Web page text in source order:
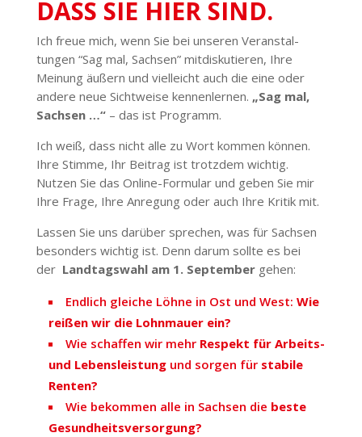
DASS SIE HIER SIND.
Ich freue mich, wenn Sie bei unseren Veran­stal­
tungen “Sag mal, Sachsen” mitdis­ku­tieren, Ihre
Meinung äußern und viel­leicht auch die eine oder
andere neue Sicht­weise kennen­lernen. „Sag mal,
Sachsen …“– das ist Programm.
Ich weiß, dass nicht alle zu Wort kommen können.
Ihre Stimme, Ihr Beitrag ist trotzdem wichtig.
Nutzen Sie das Online-Formular und geben Sie mir
Ihre Frage, Ihre Anregung oder auch Ihre Kritik mit.
Lassen Sie uns darüber sprechen, was für Sachsen
besonders wichtig ist. Denn darum sollte es bei
der Land­tagswahl am 1. September gehen:
Endlich gleiche Löhne in Ost und West: Wie
reißen wir die Lohn­mauer ein?
Wie schaffen wir mehr Respekt für Arbeits-
und Lebens­leistungund sorgen für stabile
Renten?
Wie bekommen alle in Sachsen die beste
Gesund­heits­ver­sorgung?